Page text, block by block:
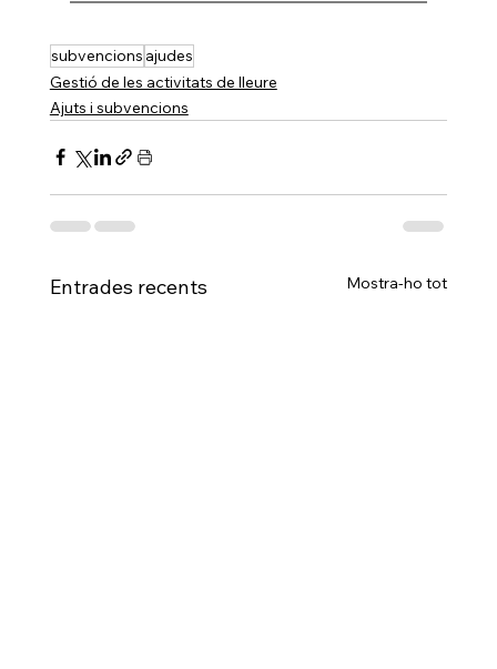
subvencions ajudes
Gestió de les activitats de lleure
Ajuts i subvencions
Entrades recents Mostra-ho tot